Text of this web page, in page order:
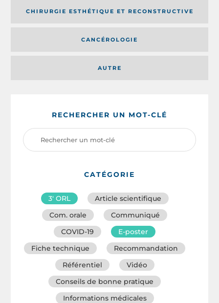
AUTRE
CHIRURGIE ESTHÉTIQUE ET RECONSTRUCTIVE
CANCÉROLOGIE
RECHERCHER UN MOT-CLÉ
CATÉGORIE
3′ ORL
Article scientifique
Com. orale
Communiqué
COVID-19
E-poster
Fiche technique
Recommandation
Référentiel
Vidéo
Conseils de bonne pratique
Informations médicales